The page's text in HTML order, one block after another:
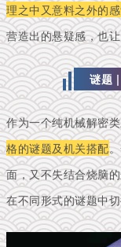
理之中又意料之外的
营造出的悬疑感，也
谜题 |
作为一个纯机械解密
格的谜题及机关搭配。
面，又不失结合烧脑
在不同形式的谜题中